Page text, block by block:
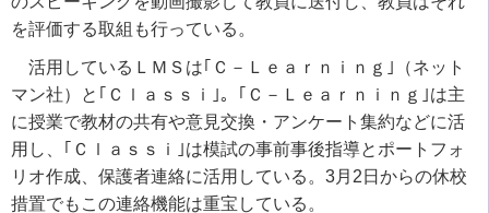
を評価する取組も行っている。
活用しているＬＭＳは｢Ｃ－Ｌｅａｒｎｉｎｇ｣（ネット
マン社）と｢Ｃｌａｓｓｉ｣。｢Ｃ－Ｌｅａｒｎｉｎｇ｣は主
に授業で教材の共有や意見交換・アンケート集約などに活
用し、｢Ｃｌａｓｓｉ｣は模試の事前事後指導とポートフォ
リオ作成、保護者連絡に活用している。3月2日からの休校
措置でもこの連絡機能は重宝している。